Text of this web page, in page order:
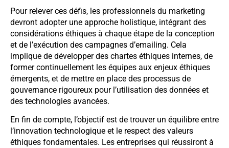
Pour relever ces défis, les professionnels du marketing
devront adopter une approche holistique, intégrant des
considérations éthiques à chaque étape de la conception
et de l’exécution des campagnes d’emailing. Cela
implique de développer des chartes éthiques internes, de
former continuellement les équipes aux enjeux éthiques
émergents, et de mettre en place des processus de
gouvernance rigoureux pour l’utilisation des données et
des technologies avancées.
En fin de compte, l’objectif est de trouver un équilibre entre
l’innovation technologique et le respect des valeurs
éthiques fondamentales. Les entreprises qui réussiront à